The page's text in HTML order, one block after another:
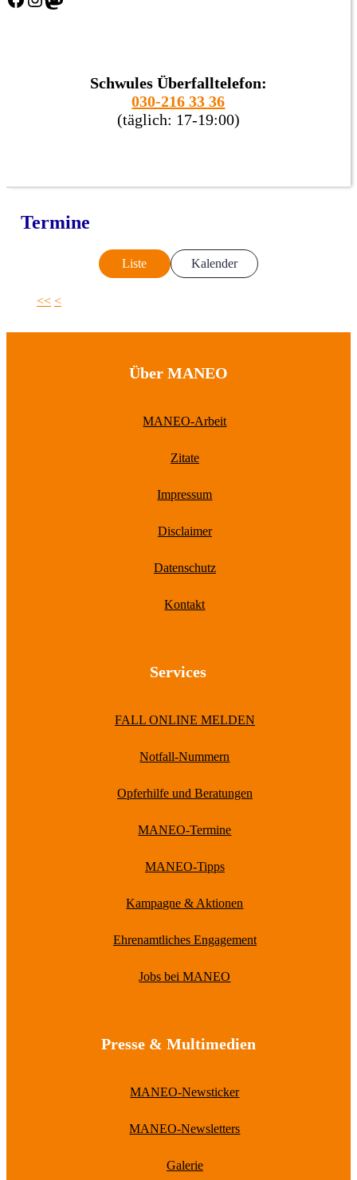
Schwules Überfalltelefon:
030-216 33 36
(täglich: 17-19:00)
Termine
Liste Kalender
<< <
Über MANEO
MANEO-Arbeit
Zitate
Impressum
Disclaimer
Datenschutz
Kontakt
Services
FALL ONLINE MELDEN
Notfall-Nummern
Opferhilfe und Beratungen
MANEO-Termine
MANEO-Tipps
Kampagne & Aktionen
Ehrenamtliches Engagement
Jobs bei MANEO
Presse & Multimedien
MANEO-Newsticker
MANEO-Newsletters
Galerie